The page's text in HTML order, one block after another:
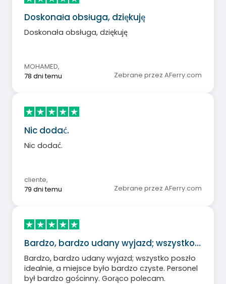
Doskonała obsługa, dziękuję
Doskonała obsługa, dziękuję
MOHAMED,
78 dni temu
Zebrane przez AFerry.com
Nic dodać.
Nic dodać.
cliente,
79 dni temu
Zebrane przez AFerry.com
Bardzo, bardzo udany wyjazd; wszystko…
Bardzo, bardzo udany wyjazd; wszystko poszło
idealnie, a miejsce było bardzo czyste. Personel
był bardzo gościnny. Gorąco polecam.